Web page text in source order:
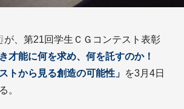
が、第21回学生ＣＧコンテスト表彰
き才能に何を求め、何を託すのか！
トから見る創造の可能性」 を3月4日
。